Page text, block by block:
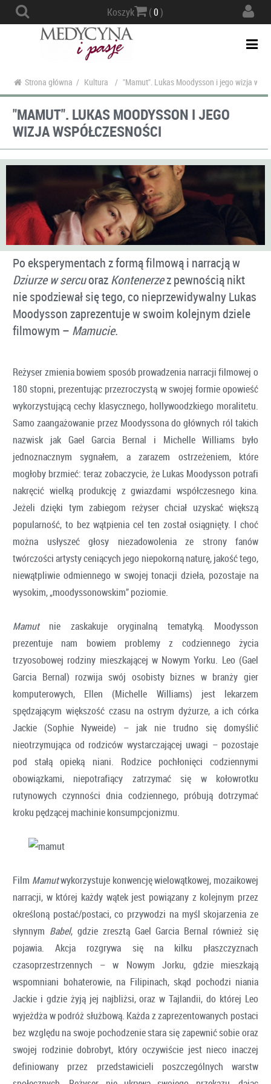
Koszyk (0)
Strona główna / Kultura / "Mamut". Lukas Moodysson i jego wizja
"MAMUT". LUKAS MOODYSSON I JEGO
WIZJA WSPÓŁCZESNOŚCI
Po eksperymentach z formą filmową i narracją w
Dziurze w sercuorazKontenerzez pewnością nikt
nie spodziewał się tego, co nieprzewidywalny Lukas
Moodysson zaprezentuje w swoim kolejnym dziele
filmowym – Mamucie.
Reżyser zmienia bowiem sposób prowadzenia narracji filmowej o
180 stopni, prezentując przezroczystą w swojej formie opowieść
wykorzystującą cechy klasycznego, hollywoodzkiego moralitetu.
Samo zaangażowanie przez Moodyssona do głównych ról takich
nazwisk jak Gael Garcia Bernal i Michelle Williams było
jednoznacznym sygnałem, a zarazem ostrzeżeniem, które
mogłoby brzmieć: teraz zobaczycie, że Lukas Moodysson potrafi
nakręcić wielką produkcję z gwiazdami współczesnego kina.
Jeżeli dzięki tym zabiegom reżyser chciał uzyskać większą
popularność, to bez wątpienia cel ten został osiągnięty. I choć
można usłyszeć głosy niezadowolenia ze strony fanów
twórczości artysty ceniących jego niepokorną naturę, jakość tego,
niewątpliwie odmiennego w swojej tonacji dzieła, pozostaje na
wysokim, „moodyssonowskim” poziomie.
Mamut nie zaskakuje oryginalną tematyką. Moodysson
prezentuje nam bowiem problemy z codziennego życia
trzyosobowej rodziny mieszkającej w Nowym Yorku. Leo (Gael
Garcia Bernal) rozwija swój osobisty biznes w branży gier
komputerowych, Ellen (Michelle Williams) jest lekarzem
spędzającym większość czasu na ostrym dyżurze, a ich córka
Jackie (Sophie Nyweide) – jak nie trudno się domyślić
nieotrzymująca od rodziców wystarczającej uwagi – pozostaje
pod stałą opieką niani. Rodzice pochłonięci codziennymi
obowiązkami, niepotrafiący zatrzymać się w kołowrotku
rutynowych czynności dnia codziennego, próbują dotrzymać
kroku pędzącej machinie konsumpcjonizmu.
Film Mamutwykorzystuje konwencję wielowątkowej, mozaikowej
narracji, w której każdy wątek jest powiązany z kolejnym przez
określoną postać/postaci, co przywodzi na myśl skojarzenia ze
słynnym Babel, gdzie zresztą Gael Garcia Bernal również się
pojawia. Akcja rozgrywa się na kilku płaszczyznach
czasoprzestrzennych – w Nowym Jorku, gdzie mieszkają
wspomniani bohaterowie, na Filipinach, skąd pochodzi niania
Jackie i gdzie żyją jej najbliżsi, oraz w Tajlandii, do której Leo
wyjeżdża w podróż służbową. Każda z zaprezentowanych postaci
bez względu na swoje pochodzenie stara się zapewnić sobie oraz
swojej rodzinie dobrobyt, który oczywiście jest nieco inaczej
definiowany przez przedstawicieli poszczególnych warstw